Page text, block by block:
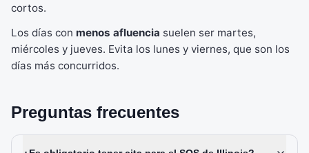
cortos.
Los días con menos afluencia suelen ser martes,
miércoles y jueves. Evita los lunes y viernes, que son los
días más concurridos.
Preguntas frecuentes